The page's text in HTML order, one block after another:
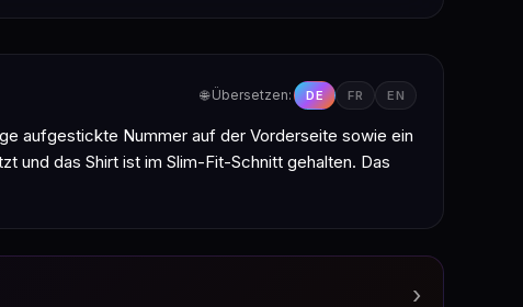
🌐 Übersetzen: DE FR EN
aufgestickte Nummer auf der Vorderseite sowie ein
und das Shirt ist im Slim-Fit-Schnitt gehalten. Das
›